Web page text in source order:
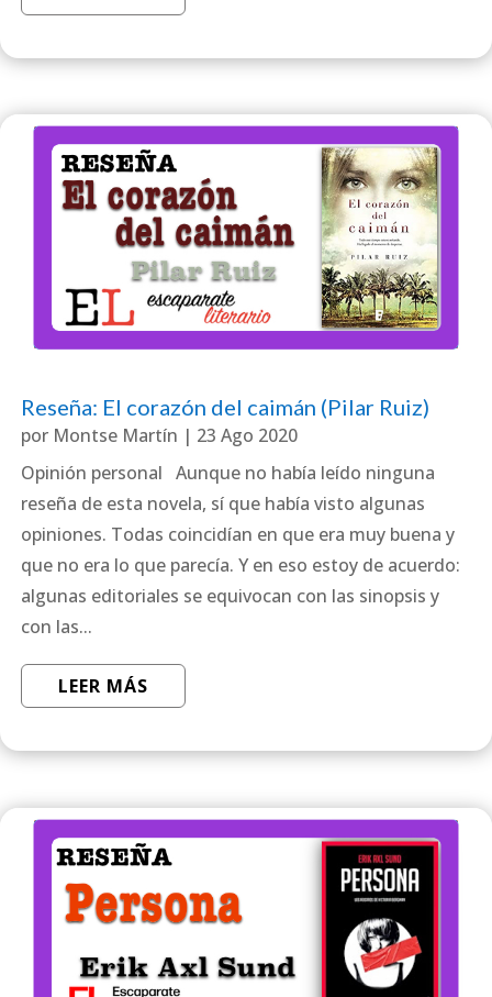
Reseña: El corazón del caimán (Pilar Ruiz)
por Montse Martín | 23 Ago 2020
Opinión personal Aunque no había leído ninguna
reseña de esta novela, sí que había visto algunas
opiniones. Todas coincidían en que era muy buena y
que no era lo que parecía. Y en eso estoy de acuerdo:
algunas editoriales se equivocan con las sinopsis y
con las...
LEER MÁS